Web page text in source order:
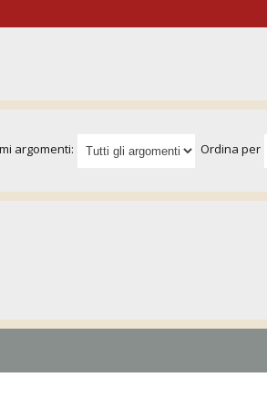
argomenti: Ordina per